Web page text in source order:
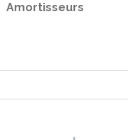
Amortisseurs